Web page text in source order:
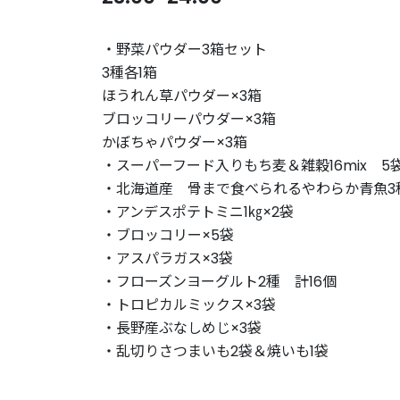
・野菜パウダー3箱セット
3種各1箱
ほうれん草パウダー×3箱
ブロッコリーパウダー×3箱
かぼちゃパウダー×3箱
・スーパーフード入りもち麦＆雑穀16mix 5
・北海道産 骨まで食べられるやわらか青魚3
・アンデスポテトミニ1㎏×2袋
・ブロッコリー×5袋
・アスパラガス×3袋
・フローズンヨーグルト2種 計16個
・トロピカルミックス×3袋
・長野産ぶなしめじ×3袋
・乱切りさつまいも2袋＆焼いも1袋